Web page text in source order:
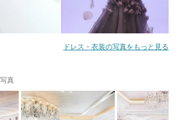
ドレス・衣装の写真をもっと見る
真